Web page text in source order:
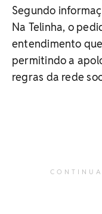
Segundo
Na Telinha, o
entendimento
permitindo a
regras da rede